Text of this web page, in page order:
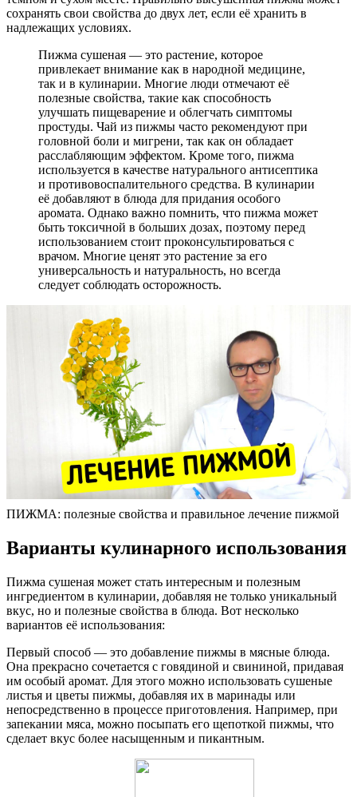
сохранять свои свойства до двух лет, если её хранить в
надлежащих условиях.
Пижма сушеная — это растение, которое
привлекает внимание как в народной медицине,
так и в кулинарии. Многие люди отмечают её
полезные свойства, такие как способность
улучшать пищеварение и облегчать симптомы
простуды. Чай из пижмы часто рекомендуют при
головной боли и мигрени, так как он обладает
расслабляющим эффектом. Кроме того, пижма
используется в качестве натурального антисептика
и противовоспалительного средства. В кулинарии
её добавляют в блюда для придания особого
аромата. Однако важно помнить, что пижма может
быть токсичной в больших дозах, поэтому перед
использованием стоит проконсультироваться с
врачом. Многие ценят это растение за его
универсальность и натуральность, но всегда
следует соблюдать осторожность.
ПИЖМА: полезные свойства и правильное лечение пижмой
Варианты кулинарного использования
Пижма сушеная может стать интересным и полезным
ингредиентом в кулинарии, добавляя не только уникальный
вкус, но и полезные свойства в блюда. Вот несколько
вариантов её использования:
Первый способ — это добавление пижмы в мясные блюда.
Она прекрасно сочетается с говядиной и свининой, придавая
им особый аромат. Для этого можно использовать сушеные
листья и цветы пижмы, добавляя их в маринады или
непосредственно в процессе приготовления. Например, при
запекании мяса, можно посыпать его щепоткой пижмы, что
сделает вкус более насыщенным и пикантным.